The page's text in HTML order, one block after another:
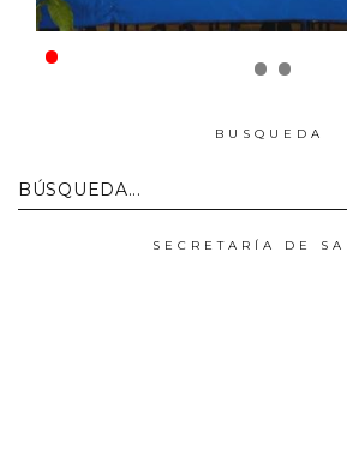
BUSQUEDA
BÚSQUEDA...
SECRETARÍA DE